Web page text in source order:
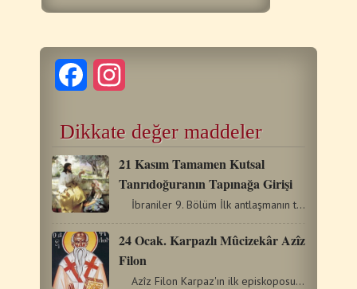
Facebook
Dikkate değer maddeler
21 Kasım Tamamen Κutsal
Tanrıdoğuranın Tapınağa Girişi
İbraniler 9. Bölüm İlk antlaşmanın tapınma…
24 Ocak. Karpazlı Mûcizekâr Azîz
Filon
Azîz Filon Karpaz'ın ilk episkoposu ve 4. asırda…